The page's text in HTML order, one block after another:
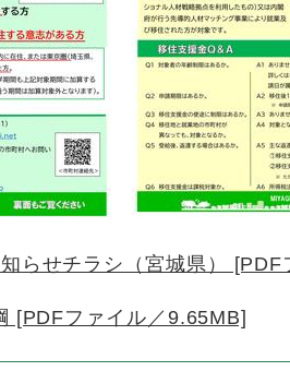
らせチラシ（宮城県） [PDF
[PDFファイル／9.65MB]